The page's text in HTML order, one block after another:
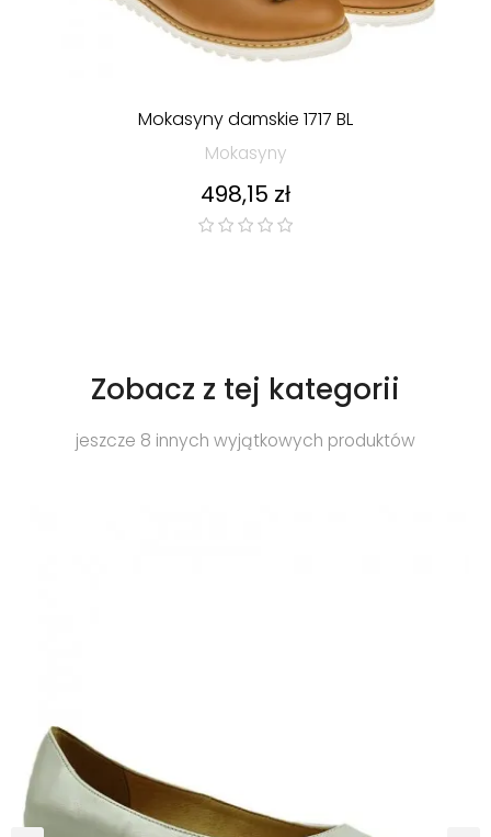
Mokasyny damskie 1717 BL
Mokasyny
Cena
498,15 zł
Zobacz z tej kategorii
jeszcze 8 innych wyjątkowych produktów